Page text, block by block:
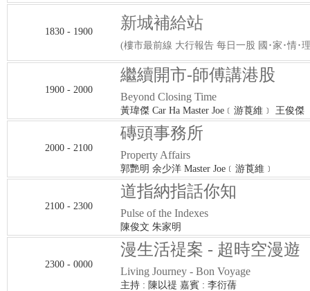
1830 - 1900 新城補給站
(樓市最前線 大行報告 每日一股 國･家･情･
1900 - 2000
繼續開市-師傅講港股
Beyond Closing Time
黃瑋傑 Car Ha Master Joe﹝游莨維﹞ 王俊傑
2000 - 2100
磚頭事務所
Property Affairs
郭艷明 余少洋 Master Joe﹝游莨維﹞
2100 - 2300
道指納指話你知
Pulse of the Indexes
陳俊文 朱家明
2300 - 0000
漫生活禔案 - 超時空漫遊
Living Journey - Bon Voyage
主持 : 陳以禔 嘉賓 : 李衍蒨